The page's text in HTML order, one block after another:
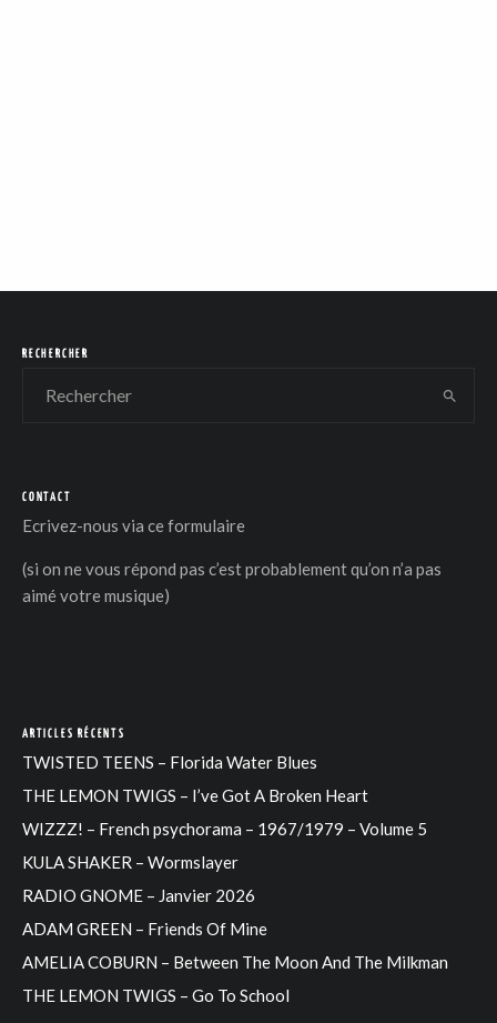
RECHERCHER
CONTACT
Ecrivez-nous via ce formulaire
(si on ne vous répond pas c’est probablement qu’on n’a pas
aimé votre musique)
ARTICLES RÉCENTS
TWISTED TEENS – Florida Water Blues
THE LEMON TWIGS – I’ve Got A Broken Heart
WIZZZ! – French psychorama – 1967/1979 – Volume 5
KULA SHAKER – Wormslayer
RADIO GNOME – Janvier 2026
ADAM GREEN – Friends Of Mine
AMELIA COBURN – Between The Moon And The Milkman
THE LEMON TWIGS – Go To School